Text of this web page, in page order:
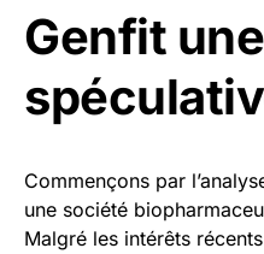
Genfit
Commençons par
une société
Malgré les intérêts